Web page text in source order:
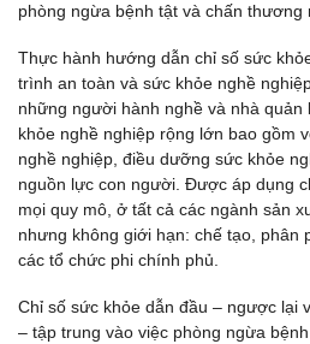
phòng ngừa bệnh tật và chấn thương
Thực hành hướng dẫn chỉ số sức
trình an toàn và sức khỏe nghề
những người hành nghề và nhà quản
khỏe nghề nghiệp rộng lớn bao gồm
nghề nghiệp, điều dưỡng sức khỏe
nguồn lực con người. Được áp dụng
mọi quy mô, ở tất cả các ngành sản
nhưng không giới hạn: chế tạo, phân
các tổ chức phi chính phủ.
Chỉ số sức khỏe dẫn đầu – ngược lại
– tập trung vào việc phòng ngừa